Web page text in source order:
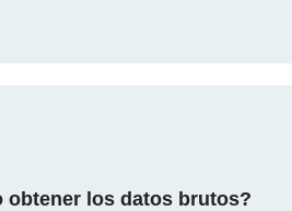
obtener los datos brutos?